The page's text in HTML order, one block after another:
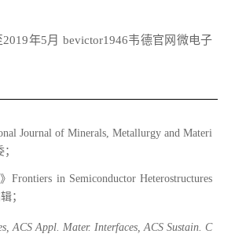
2019年5月 bevictor1946韦德官网微电子
Journal of Minerals, Metallurgy and Materi
》Frontiers in Semiconductor Heterostructures
；
Appl. Mater. Interfaces, ACS Sustain. C